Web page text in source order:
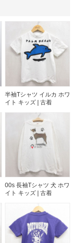
半袖Tシャツ イルカ ホワ
イト キッズ | 古着
00s 長袖Tシャツ 犬 ホワ
イト キッズ | 古着